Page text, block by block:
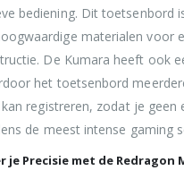
bediening. Dit toetsenbord
materialen voor
De Kumara heeft ook
het toetsenbord
registreren, zodat je geen
de meest intense gaming
je Precisie met de Redragon